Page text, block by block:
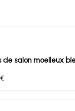
de salon moelleux
€